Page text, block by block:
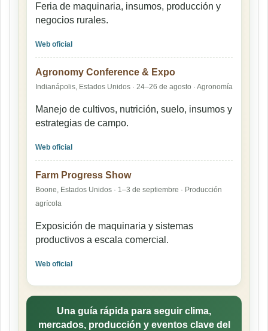
Feria de maquinaria, insumos, producción y
negocios rurales.
Web oficial
Agronomy Conference & Expo
Indianápolis, Estados Unidos · 24–26 de agosto · Agronomía
Manejo de cultivos, nutrición, suelo, insumos y
estrategias de campo.
Web oficial
Farm Progress Show
Boone, Estados Unidos · 1–3 de septiembre · Producción
agrícola
Exposición de maquinaria y sistemas
productivos a escala comercial.
Web oficial
Una guía rápida para seguir clima,
mercados, producción y eventos clave del